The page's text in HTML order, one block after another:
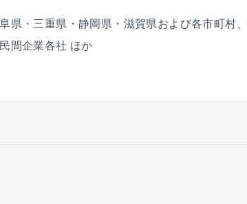
県・三重県・静岡県・滋賀県および各市町村
間企業各社 ほか